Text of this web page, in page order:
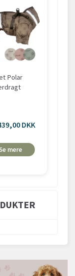
Polar
DKK
Se mere